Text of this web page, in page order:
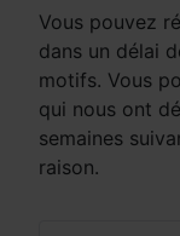
Vous pouvez
dans un délai
motifs. Vous
qui nous ont
semaines
raison.